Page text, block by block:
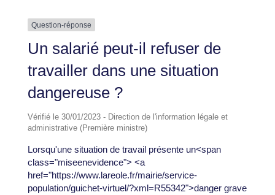
Question-réponse
Un salarié peut-il refuser de
travailler dans une situation
dangereuse ?
Vérifié le 30/01/2023 - Direction de l'information légale et
administrative (Première ministre)
Lorsqu'une situation de travail présente un<span
class="miseenevidence"> <a
href="https://www.lareole.fr/mairie/service-
population/guichet-virtuel/?xml=R55342">danger grave